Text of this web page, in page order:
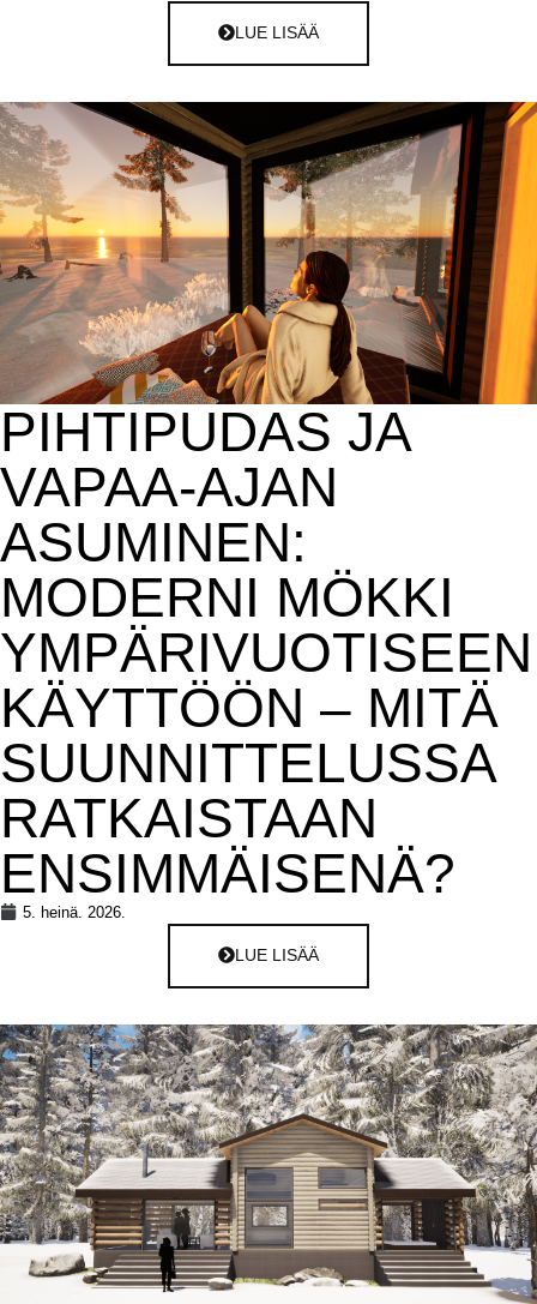
LUE LISÄÄ
PIHTIPUDAS JA
VAPAA-AJAN
ASUMINEN:
MODERNI MÖKKI
YMPÄRIVUOTISEEN
KÄYTTÖÖN – MITÄ
SUUNNITTELUSSA
RATKAISTAAN
ENSIMMÄISENÄ?
5. heinä. 2026.
LUE LISÄÄ